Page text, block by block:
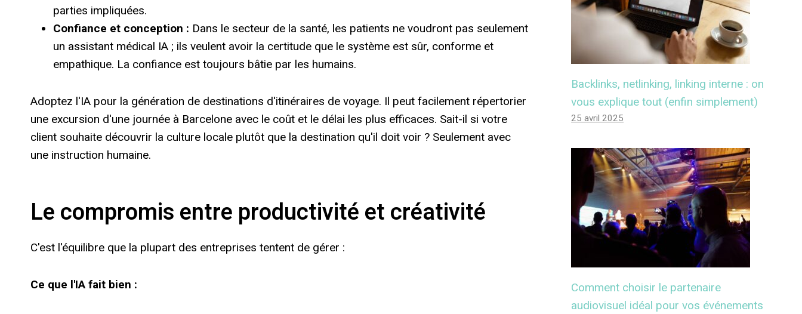
parties impliquées.
Confiance et conception : Dans le secteur de la santé, les patients ne voudront pas seulement
un assistant médical IA ; ils veulent avoir la certitude que le système est sûr, conforme et
empathique. La confiance est toujours bâtie par les humains.
Adoptez l'IA pour la génération de destinations d'itinéraires de voyage. Il peut facilement répertorier
une excursion d'une journée à Barcelone avec le coût et le délai les plus efficaces. Sait-il si votre
client souhaite découvrir la culture locale plutôt que la destination qu'il doit voir ? Seulement avec
une instruction humaine.
Le compromis entre productivité et créativité
C'est l'équilibre que la plupart des entreprises tentent de gérer :
Ce que l'IA fait bien :
Backlinks, netlinking, linking interne : on
vous explique tout (enfin simplement)
25 avril 2025
Comment choisir le partenaire
audiovisuel idéal pour vos événements